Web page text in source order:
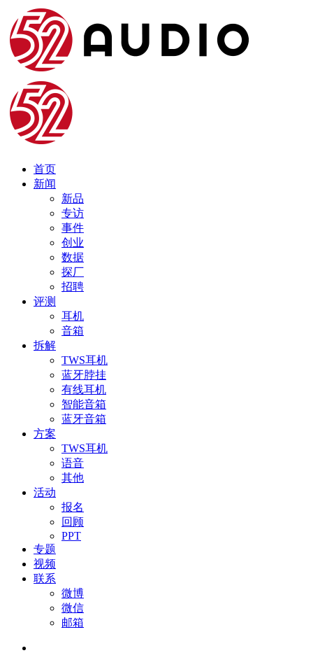
首页
新闻
新品
专访
事件
创业
数据
探厂
招聘
评测
耳机
音箱
拆解
TWS耳机
蓝牙脖挂
有线耳机
智能音箱
蓝牙音箱
方案
TWS耳机
语音
其他
活动
报名
回顾
PPT
专题
视频
联系
微博
微信
邮箱